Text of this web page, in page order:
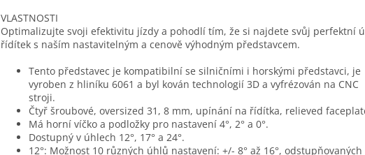
VLASTNOSTI
Optimalizujte svoji efektivitu jízdy a pohodlí tím, že si najdete svůj perfektní
řídítek s naším nastavitelným a cenově výhodným představcem.
Tento představec je kompatibilní se silničními i horskými představci, je
vyroben z hliníku 6061 a byl kován technologií 3D a vyfrézován na CNC
stroji.
Čtyř šroubové, oversized 31, 8 mm, upínání na řídítka, relieved
Má horní víčko a podložky pro nastavení 4°, 2° a 0°.
Dostupný v úhlech 12°, 17° a 24°.
12°: Možnost 10 různých úhlů nastavení: +/- 8° až 16°, odstupňovaných